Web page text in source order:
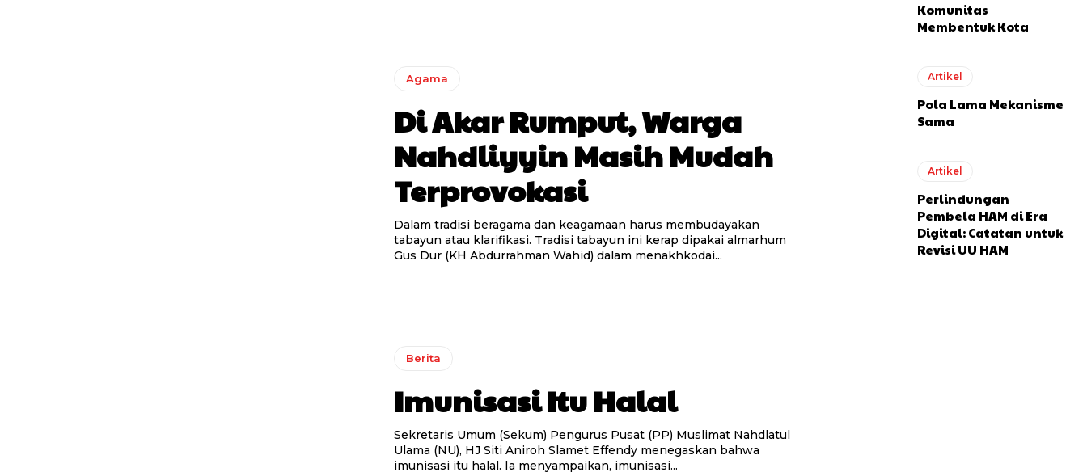
Agama
Di Akar Rumput, Warga
Nahdliyyin Masih Mudah
Terprovokasi
Dalam tradisi beragama dan keagamaan harus membudayakan
tabayun atau klarifikasi. Tradisi tabayun ini kerap dipakai almarhum
Gus Dur (KH Abdurrahman Wahid) dalam menakhkodai...
Berita
Imunisasi Itu Halal
Sekretaris Umum (Sekum) Pengurus Pusat (PP) Muslimat Nahdlatul
Ulama (NU), HJ Siti Aniroh Slamet Effendy menegaskan bahwa
imunisasi itu halal. Ia menyampaikan, imunisasi...
Komunitas
Membentuk Kota
Artikel
Pola Lama Mekanisme
Sama
Artikel
Perlindungan
Pembela HAM di Era
Digital: Catatan untuk
Revisi UU HAM